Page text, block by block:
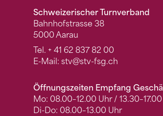
Schweizerischer Turnverband
Bahnhofstrasse 38
5000 Aarau
Tel. + 41 62 837 82 00
E-Mail: stv@stv-fsg.ch
Öffnungszeiten Empfang
Mo: 08.00–12.00 Uhr /
Di-Do: 08.00–13.00 Uhr